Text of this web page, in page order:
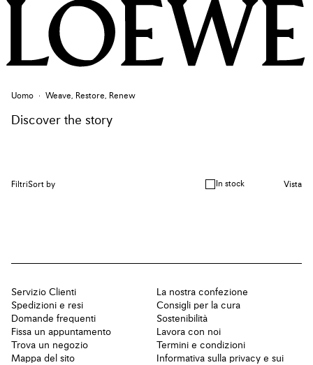
Uomo Weave, Restore, Renew
Discover the story
FiltriSort by In stock Vista
Servizio Clienti
Spedizioni e resi
Domande frequenti
Fissa un appuntamento
Trova un negozio
Mappa del sito
La nostra confezione
Consigli per la cura
Sostenibilità
Lavora con noi
Termini e condizioni
Informativa sulla privacy e sui